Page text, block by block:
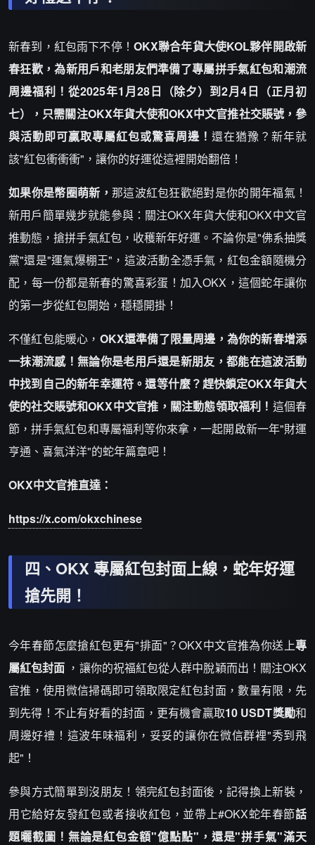
新春到，紅包雨下不停！ OKX聯合年貨大使KOL夥伴開啟新
春狂歡，為新用戶和老朋友們準備了專屬拼手氣紅包和潮流
周邊福利！從2025年1月28日（除夕）到2月4日（正月初
七），只需關注OKX年貨大使和OKX中文官推社交賬號，參
與活動即可贏取專屬紅包或驚喜周邊！ 還在猶豫？新年就
該"紅包衝衝衝"，讓你的好運從這裡開始翻倍！
如果你是幣圈萌新， 那這波紅包狂歡絕對是你的開年福氣！
新用戶簡單幾步就能參與：關注OKX年貨大使和OKX中文官
推動態，搶拼手氣紅包，收穫新年好運。不論你是"佛系抽獎
黨"還是"運氣爆棚王"，這波活動全憑手氣，紅包金額隨機分
配，每一份都是新春的驚喜彩蛋！加入OKX，這個蛇年讓你
的第一步從紅包開始，穩穩開掛！
不僅紅包能暖心， OKX還準備了限量周邊，為你的新春增添
一抹潮流感！無論你是老用戶還是新朋友，都能在這波活動
中找到自己的新年幸運符。還等什麼？趕快鎖定OKX年貨大
使的社交賬號和OKX中文官推，關注動態領取福利！ 這個春
節，拼手氣紅包和專屬福利等你來拿，一起開啟新一年"財運
亨通、喜氣洋洋"的蛇年篇章吧！
OKX中文官推直達：
https://x.com/okxchinese
四、OKX 專屬紅包封面上線，蛇年好運
搶先開！
今年春節怎麼搶紅包更有"排面"？OKX中文官推為你送上專
屬紅包封面 ，讓你的祝福紅包從人群中脫穎而出！關注OKX
官推，使用微信掃碼即可領取限定紅包封面，數量有限，先
到先得！不止有好看的封面，更有機會贏取10 USDT獎勵和
周邊好禮！這波年味福利，妥妥的讓你在微信群裡"秀到飛
起"！
參與方式簡單到沒朋友！領完紅包封面後，記得換上新裝，
用它給好友發紅包或者接收紅包，並帶上#OKX蛇年春節話
題曬截圖！無論是紅包金額"億點點"，還是"拼手氣"滿天